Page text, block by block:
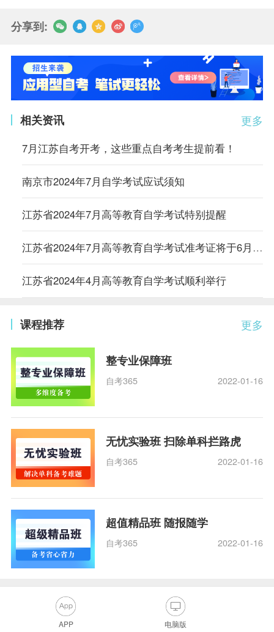
分享到:
更多
相关资讯
7月江苏自考开考，这些重点自考考生提前看！
南京市2024年7月自学考试应试须知
江苏省2024年7月高等教育自学考试特别提醒
江苏省2024年7月高等教育自学考试准考证将于6月27日开放打印
江苏省2024年4月高等教育自学考试顺利举行
更多
课程推荐
整专业保障班
自考365 2022-01-16
无忧实验班 扫除单科拦路虎
自考365 2022-01-16
超值精品班 随报随学
自考365 2022-01-16
APP 电脑版